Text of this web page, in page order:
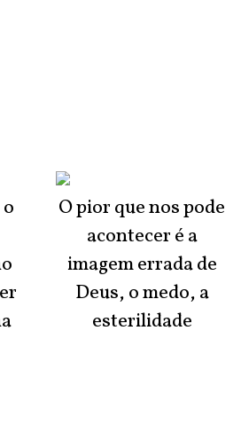
O pior que nos pode
acontecer é a
imagem errada de
Deus, o medo, a
esterilidade